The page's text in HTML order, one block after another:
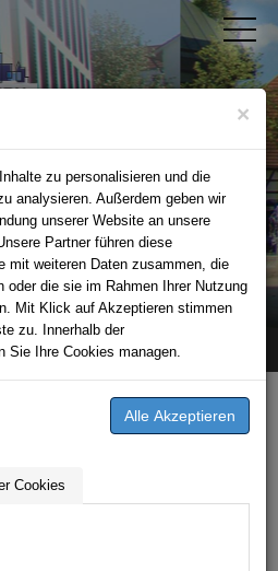
×
zu personalisieren und die
analysieren. Außerdem geben wir
unserer Website an unsere
Partner führen diese
mit weiteren Daten zusammen, die
oder die sie im Rahmen Ihrer Nutzung
Mit Klick auf Akzeptieren stimmen
zu. Innerhalb der
Sie Ihre Cookies managen.
Cookies
LEINGARTEN
- Bosch Cookit Handelsvertretung
VON ANDREA
COOKIT
AUS